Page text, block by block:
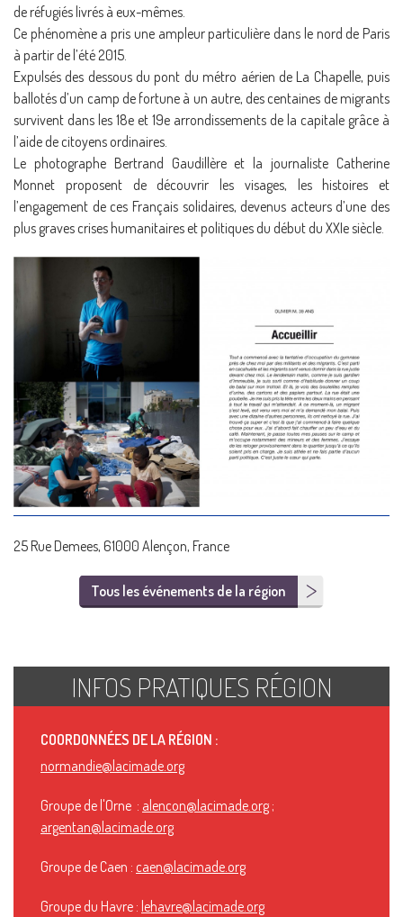
de réfugiés livrés à eux-mêmes.
Ce phénomène a pris une ampleur particulière dans le nord de Paris
à partir de l’été 2015.
Expulsés des dessous du pont du métro aérien de La Chapelle, puis
ballotés d’un camp de fortune à un autre, des centaines de migrants
survivent dans les 18e et 19e arrondissements de la capitale grâce à
l’aide de citoyens ordinaires.
Le photographe Bertrand Gaudillère et la journaliste Catherine
Monnet proposent de découvrir les visages, les histoires et
l’engagement de ces Français solidaires, devenus acteurs d’une des
plus graves crises humanitaires et politiques du début du XXIe siècle.
25 Rue Demees, 61000 Alençon, France
Tous les événements de la région
INFOS PRATIQUES RÉGION
COORDONNÉES DE LA RÉGION :
normandie@lacimade.org
Groupe de l'Orne : alencon@lacimade.org ;
argentan@lacimade.org
Groupe de Caen : caen@lacimade.org
Groupe du Havre : lehavre@lacimade.org